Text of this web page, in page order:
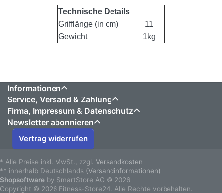
Technische Details
Grifflänge (in cm)
11
Gewicht
1kg
Informationen
Service, Versand & Zahlung
Firma, Impressum & Datenschutz
Newsletter abonnieren
Vertrag widerrufen
* Alle Preise inkl. MwSt., zzgl. Versandkosten
** innerhalb Deutschlands (Versandinformationen)
Shopsoftware by SmartStore AG © 2026
Copyright © 2026 Fitness-Store24. Alle Rechte vorbehalten.